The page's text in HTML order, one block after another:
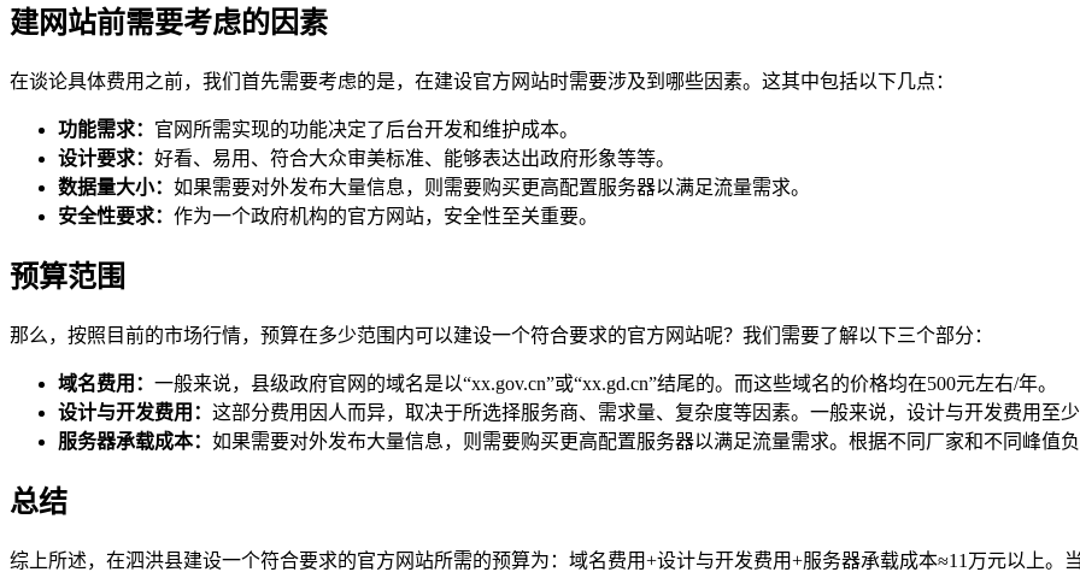
建网站前需要考虑的因素
在谈论具体费用之前，我们首先需要考虑的是，在建设官方网站时需要涉及到哪些因素。这其中包括以下几点：
功能需求： 官网所需实现的功能决定了后台开发和维护成本。
设计要求： 好看、易用、符合大众审美标准、能够表达出政府形象等等。
数据量大小： 如果需要对外发布大量信息，则需要购买更高配置服务器以满足流量需求。
安全性要求： 作为一个政府机构的官方网站，安全性至关重要。
预算范围
那么，按照目前的市场行情，预算在多少范围内可以建设一个符合要求的官方网站呢？我们需要了解以下三个部分：
域名费用： 一般来说，县级政府官网的域名是以“xx.gov.cn”或“xx.gd.cn”结尾的。而这些域名的价格均在500元左右/年。
设计与开发费用： 这部分费用因人而异，取决于所选择服务商、需求量、复杂度等因素。一般来说，设计与开发费用至
服务器承载成本： 如果需要对外发布大量信息，则需要购买更高配置服务器以满足流量需求。根据不同厂家和不同峰值
总结
综上所述，在泗洪县建设一个符合要求的官方网站所需的预算为：域名费用+设计与开发费用+服务器承载成本≈11万元以上